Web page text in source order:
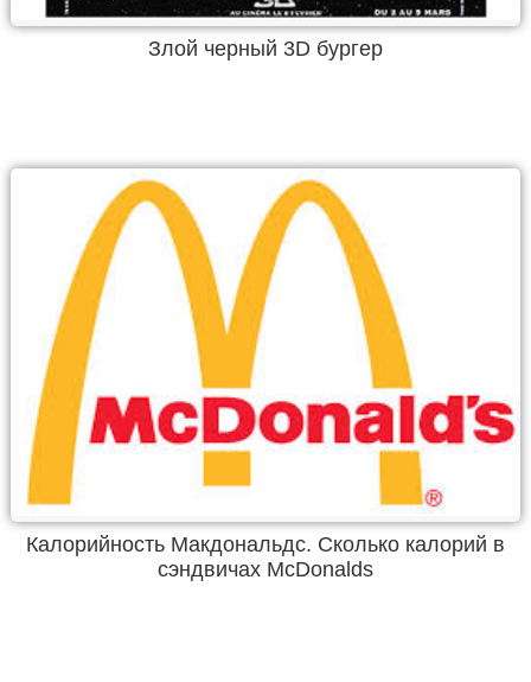
Злой черный 3D бургер
Калорийность Макдональдс. Сколько калорий в
сэндвичах McDonalds